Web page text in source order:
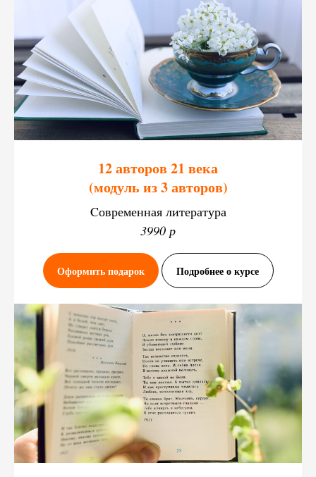
12 авторов 21 века
(модуль из 3 авторов)
Cовременная литература
3990 р
Оформить подарок Подробнее о курсе